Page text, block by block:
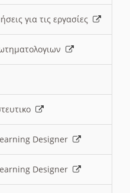
για τις εργασίες
Designer
Designer